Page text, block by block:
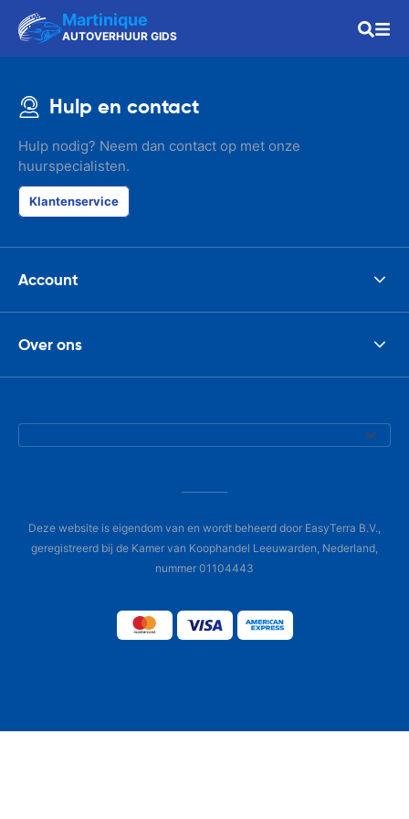
Martinique
AUTOVERHUUR GIDS
Hulp en contact
Hulp nodig? Neem dan contact op met onze
huurspecialisten.
Klantenservice
Account
Over ons
Deze website is eigendom van en wordt beheerd door EasyTerra B.V.,
geregistreerd bij de Kamer van Koophandel Leeuwarden, Nederland,
nummer 01104443